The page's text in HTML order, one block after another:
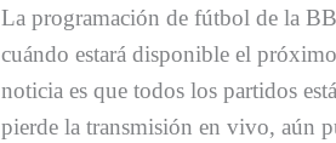
La programación de fútbol de la
cuándo estará disponible el
noticia es que todos los partidos
pierde la transmisión en vivo, aún